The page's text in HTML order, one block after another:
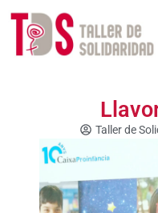
al
contenido
Taller de